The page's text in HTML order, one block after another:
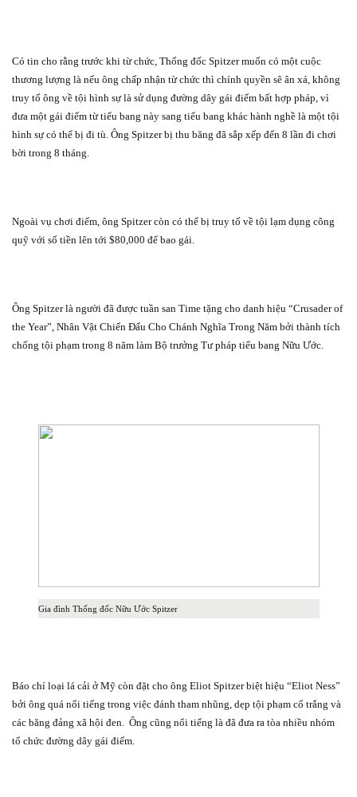
Có tin cho rằng trước khi từ chức, Thống đốc Spitzer muốn có một cuộc
thương lượng là nếu ông chấp nhận từ chức thì chính quyền sẽ ân xá, không
truy tố ông về tội hình sự là sử dụng đường dây gái điếm bất hợp pháp, vì
đưa một gái điếm từ tiểu bang này sang tiểu bang khác hành nghề là một tội
hình sự có thể bị đi tù. Ông Spitzer bị thu băng đã sắp xếp đến 8 lần đi chơi
bời trong 8 tháng.
Ngoài vụ chơi điếm, ông Spitzer còn có thể bị truy tố về tội lạm dụng công
quỹ với số tiền lên tới $80,000 để bao gái.
Ông Spitzer là người đã được tuần san Time tặng cho danh hiệu “Crusader of
the Year”, Nhân Vật Chiến Đấu Cho Chánh Nghĩa Trong Năm bởi thành tích
chống tội phạm trong 8 năm làm Bộ trưởng Tư pháp tiểu bang Nữu Ước.
Gia đình Thống đốc Nữu Ước Spitzer
Báo chí loại lá cải ở Mỹ còn đặt cho ông Eliot Spitzer biệt hiệu “Eliot Ness”
bởi ông quá nổi tiếng trong việc đánh tham nhũng, dẹp tội phạm cổ trắng và
các băng đảng xã hội đen. Ông cũng nổi tiếng là đã đưa ra tòa nhiều nhóm
tổ chức đường dây gái điếm.